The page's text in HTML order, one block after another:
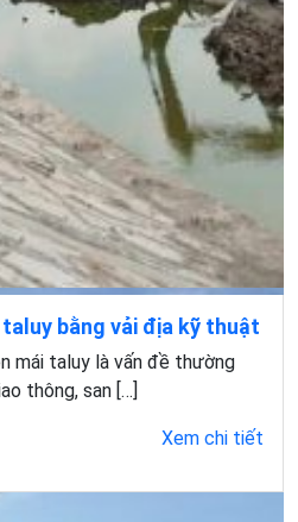
taluy bằng vải địa kỹ thuật
mái taluy là vấn đề thường
thông, san […]
Xem chi tiết